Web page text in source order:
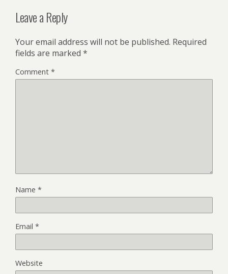
Leave a Reply
Your email address will not be published. Required
fields are marked *
Comment *
Name *
Email *
Website